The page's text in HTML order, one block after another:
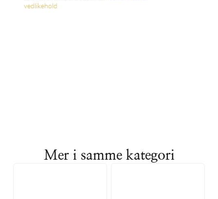
vedlikehold
Mer i samme kategori